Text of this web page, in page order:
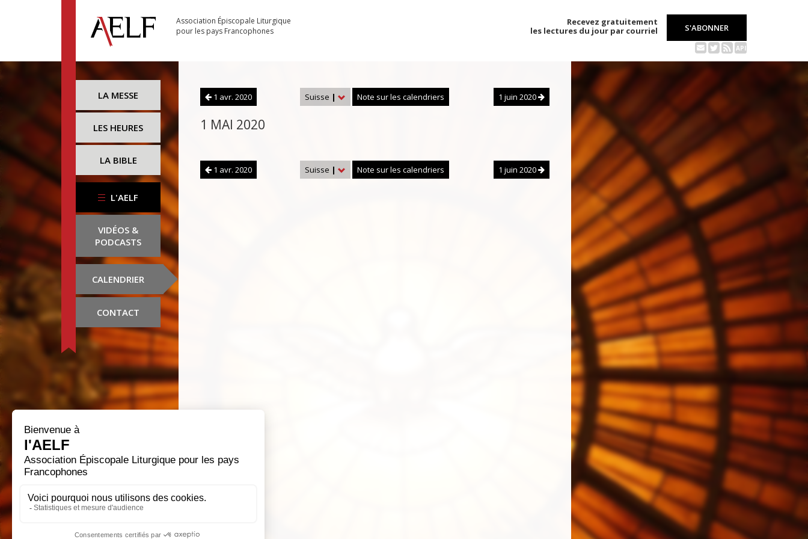
Association Épiscopale Liturgique
pour les pays Francophones
Recevez gratuitement
les lectures du jour par courriel
S'ABONNER
API
LA MESSE
LES HEURES
LA BIBLE
L'AELF
VIDÉOS &
PODCASTS
CALENDRIER
CONTACT
1 avr. 2020 Suisse | Note sur les calendriers 1 juin 2020
1 MAI 2020
1 avr. 2020 Suisse | Note sur les calendriers 1 juin 2020